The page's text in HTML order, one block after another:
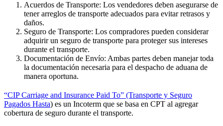
Acuerdos de Transporte: Los vendedores deben asegurarse de
tener arreglos de transporte adecuados para evitar retrasos y
daños.
Seguro de Transporte: Los compradores pueden considerar
adquirir un seguro de transporte para proteger sus intereses
durante el transporte.
Documentación de Envío: Ambas partes deben manejar toda
la documentación necesaria para el despacho de aduana de
manera oportuna.
“CIP Carriage and Insurance Paid To” (Transporte y Seguro
Pagados Hasta) es un Incoterm que se basa en CPT al agregar
cobertura de seguro durante el transporte.